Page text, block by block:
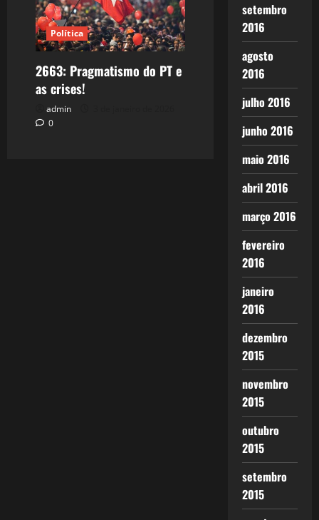
Política
2663: Pragmatismo do PT e
as crises!
admin
0
setembro
2016
agosto
2016
julho 2016
junho 2016
maio 2016
abril 2016
março 2016
fevereiro
2016
janeiro
2016
dezembro
2015
novembro
2015
outubro
2015
setembro
2015